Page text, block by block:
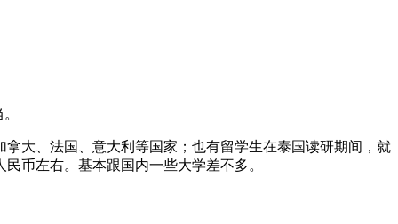
大、法国、意大利等国家；也有留学生在泰国读研期间，就
币左右。基本跟国内一些大学差不多。